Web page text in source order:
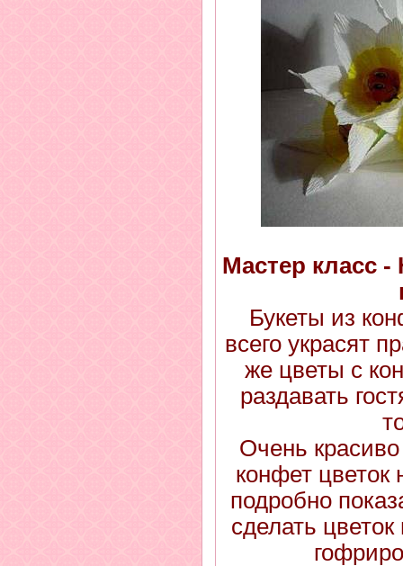
Мастер класс -
Букеты из
всего украсят
же цветы с
раздавать
Очень красиво
конфет цветок
подробно
сделать